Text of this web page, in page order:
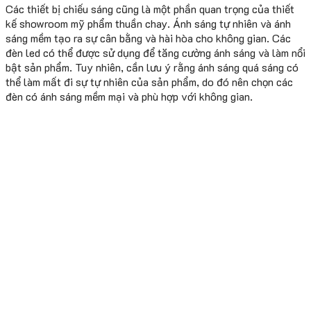
Các thiết bị chiếu sáng cũng là một phần quan trọng của thiết
kế showroom mỹ phẩm thuần chay. Ánh sáng tự nhiên và ánh
sáng mềm tạo ra sự cân bằng và hài hòa cho không gian. Các
đèn led có thể được sử dụng để tăng cường ánh sáng và làm nổi
bật sản phẩm. Tuy nhiên, cần lưu ý rằng ánh sáng quá sáng có
thể làm mất đi sự tự nhiên của sản phẩm, do đó nên chọn các
đèn có ánh sáng mềm mại và phù hợp với không gian.